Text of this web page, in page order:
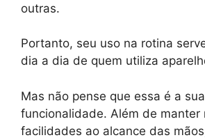
outras.
Portanto, seu uso na rotina
dia a dia de quem utiliza
Mas não pense que essa é a
funcionalidade. Além de manter
facilidades ao alcance das